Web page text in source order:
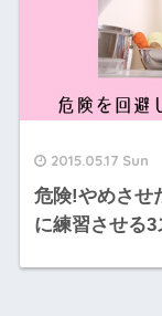
2015.05.17 Sun
危険!やめさせ
に練習させる3